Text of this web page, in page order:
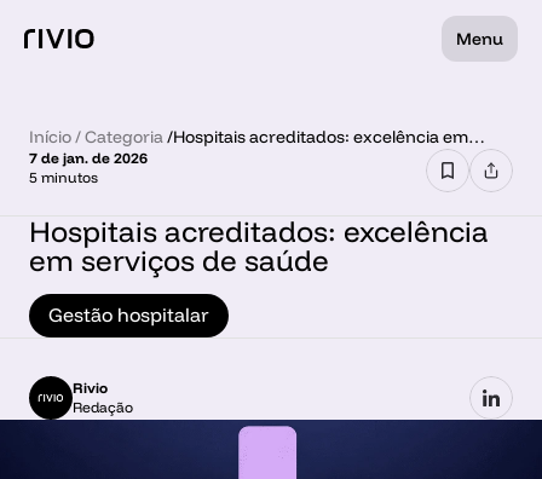
Menu
Início / Categoria /Hospitais acreditados: excelência em
Hospitais acreditados: excelência
em serviços de saúde
Gestão hospitalar
Rivio
Redação
7 de jan. de 2026
5 minutos